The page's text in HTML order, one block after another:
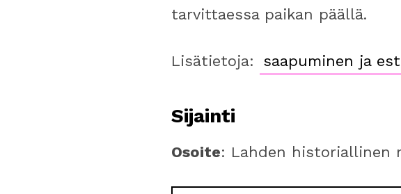
tarvittaessa paikan päällä.
Lisätietoja: saapuminen ja
Sijainti
Osoite: Lahden historiallinen